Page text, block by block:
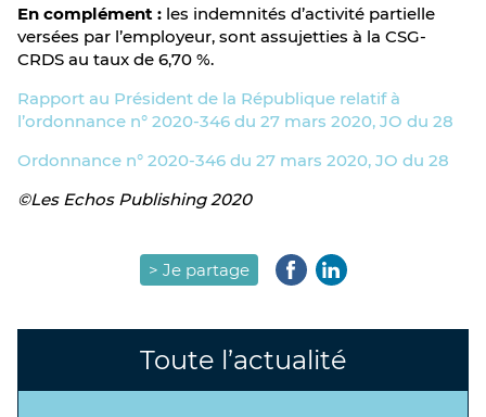
En complément : les indemnités d’activité partielle
versées par l’employeur, sont assujetties à la CSG-
CRDS au taux de 6,70 %.
Rapport au Président de la République relatif à
l’ordonnance n° 2020-346 du 27 mars 2020, JO du 28
Ordonnance n° 2020-346 du 27 mars 2020, JO du 28
©Les Echos Publishing 2020
> Je partage
Toute l’actualité